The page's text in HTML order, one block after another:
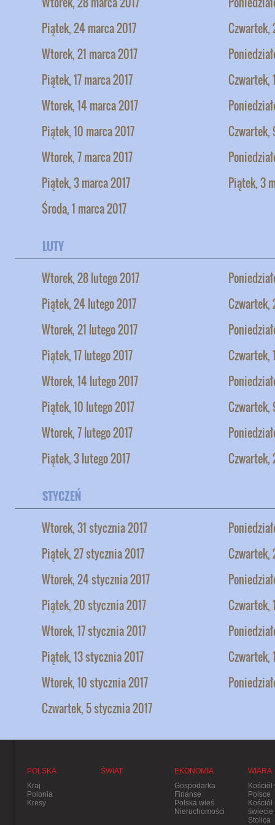
Piątek, 24 marca 2017
Czwartek,
Wtorek, 21 marca 2017
Piątek, 17 marca 2017
Czwartek,
Wtorek, 14 marca 2017
Piątek, 10 marca 2017
Czwartek,
Wtorek, 7 marca 2017
Piątek, 3 marca 2017
Piątek, 3
Środa, 1 marca 2017
LUTY
Wtorek, 28 lutego 2017
Piątek, 24 lutego 2017
Czwartek,
Wtorek, 21 lutego 2017
Piątek, 17 lutego 2017
Czwartek,
Wtorek, 14 lutego 2017
Piątek, 10 lutego 2017
Czwartek,
Wtorek, 7 lutego 2017
Piątek, 3 lutego 2017
Czwartek,
STYCZEŃ
Wtorek, 31 stycznia 2017
Piątek, 27 stycznia 2017
Czwartek,
Wtorek, 24 stycznia 2017
Piątek, 20 stycznia 2017
Czwartek,
Wtorek, 17 stycznia 2017
Piątek, 13 stycznia 2017
Czwartek,
Wtorek, 10 stycznia 2017
Czwartek, 5 stycznia 2017
POLSKA
Kraj
Polonia
Kresy
ŚWIAT
EKONOMIA
Gospodarka
Finanse
Polska wieś
Nieruchomości
WIARA
Kościół
Polsce
Kościół
świecie
Stolica